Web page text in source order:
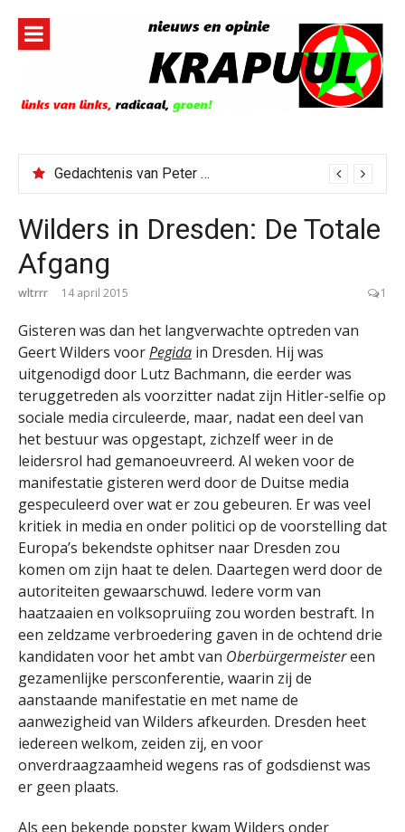
inhoud
Gedachtenis van Peter Faber
Wilders in Dresden: De Totale
Afgang
wltrrr 14 april 2015 1
Gisteren was dan het langverwachte optreden van
Geert Wilders voorPegida in Dresden. Hij was
uitgenodigd door Lutz Bachmann, die eerder was
teruggetreden als voorzitter nadat zijn Hitler-selfie op
sociale media circuleerde, maar, nadat een deel van
het bestuur was opgestapt, zichzelf weer in de
leidersrol had gemanoeuvreerd. Al weken voor de
manifestatie gisteren werd door de Duitse media
gespeculeerd over wat er zou gebeuren. Er was veel
kritiek in media en onder politici op de voorstelling dat
Europa’s bekendste ophitser naar Dresden zou
komen om zijn haat te delen. Daartegen werd door de
autoriteiten gewaarschuwd. Iedere vorm van
haatzaaien en volksopruiïng zou worden bestraft. In
een zeldzame verbroedering gaven in de ochtend drie
kandidaten voor het ambt van Oberbürgermeistereen
gezamenlijke persconferentie, waarin zij de
aanstaande manifestatie en met name de
aanwezigheid van Wilders afkeurden. Dresden heet
iedereen welkom, zeiden zij, en voor
onverdraagzaamheid wegens ras of godsdienst was
er geen plaats.
Als een bekende popster kwam Wilders onder